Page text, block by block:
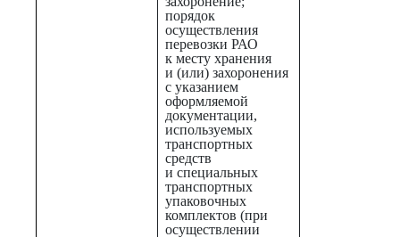
порядок
осуществления
перевозки РАО
к месту хранения
и (или) захоронения
с указанием
оформляемой
документации,
используемых
транспортных
средств
и специальных
транспортных
упаковочных
комплектов (при
осуществлении